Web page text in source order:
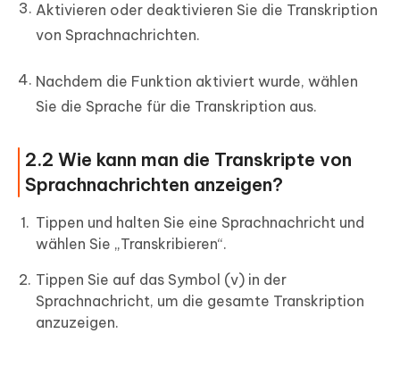
Aktivieren oder deaktivieren Sie die Transkription
von Sprachnachrichten.
Nachdem die Funktion aktiviert wurde, wählen
Sie die Sprache für die Transkription aus.
2.2 Wie kann man die Transkripte von
Sprachnachrichten anzeigen?
Tippen und halten Sie eine Sprachnachricht und
wählen Sie „Transkribieren“.
Tippen Sie auf das Symbol (v) in der
Sprachnachricht, um die gesamte Transkription
anzuzeigen.